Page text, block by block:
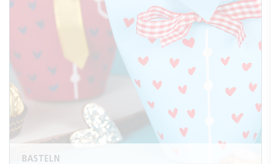
BASTELN